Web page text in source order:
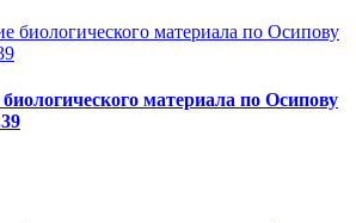
материала по Осипову